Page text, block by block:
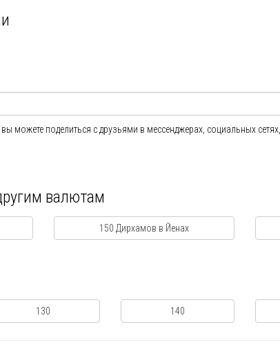
можете поделиться с друзьями в мессенджерах, социальных
валютам
150 Дирхамов в Йенах
130 140